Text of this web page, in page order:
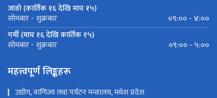
जाडो (कार्तिक १६ देखि माघ १५)
सोमबार - शुक्रबार
०९:०० - ४:००
गर्मी (माघ १६ देखि कार्तिक १५)
सोमबार - शुक्रबार ०९:०० - ५:००
महत्त्वपूर्ण लिङ्कहरू
उद्योग, वाणिज्य तथा पर्यटन मन्त्रालय, मधेश प्रदेश